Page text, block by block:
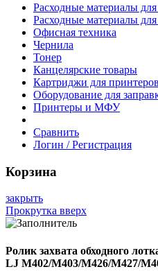
Расходные материалы
Расходные материалы
Офисная техника
Чернила
Тонер
Канцелярские товары
Картриджи для
Оборудование для
Принтеры и МФУ
Сравнить
Логин / Регистрация
Корзина
закрыть
Прокрутка вверх
Ролик захвата обходного
LJ M402/M403/M426/M427/